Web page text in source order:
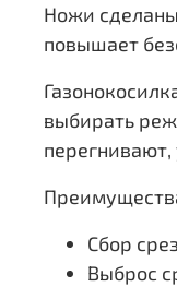
Ножи
повышает
выбирать
Сбор
Выброс